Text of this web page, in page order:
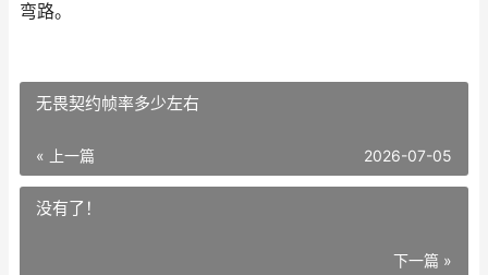
弯路。
无畏契约帧率多少左右
« 上一篇 2026-07-05
没有了！
下一篇 »